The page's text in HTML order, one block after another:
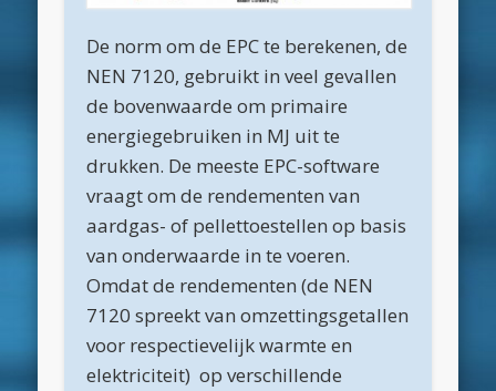
januari 2021
december 2020
november 2020
oktober 2020
september 2020
augustus 2020
juli 2020
juni 2020
mei 2020
april 2020
De norm om de EPC te berekenen, de
NEN 7120, gebruikt in veel gevallen
de bovenwaarde om primaire
energiegebruiken in MJ uit te
drukken. De meeste EPC-software
vraagt om de rendementen van
aardgas- of pellettoestellen op basis
van onderwaarde in te voeren.
Omdat de rendementen (de NEN
7120 spreekt van omzettingsgetallen
voor respectievelijk warmte en
elektriciteit) op verschillende